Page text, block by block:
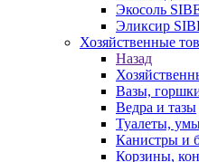
Экосоль
Эликсир
Хозяйственные
Назад
Вазы,
Ведра и тазы
Туалеты,
Канистры и
Корзины,